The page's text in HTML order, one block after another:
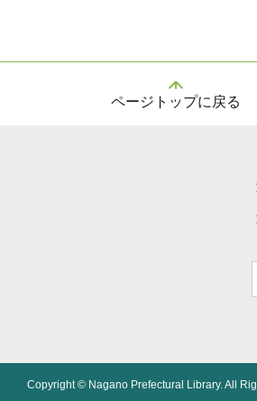
ページトップに戻る
Copyright © Nagano Prefectural Library. All